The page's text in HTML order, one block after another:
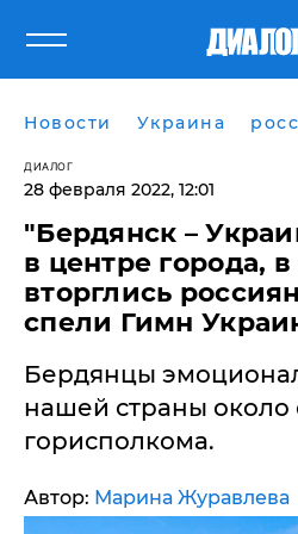
Новости Украина
ДИАЛОГ
28 февраля 2022, 12:01
​"Бердянск –
в центре города,
вторглись
спели Гимн
Бердянцы
нашей страны около
горисполкома.
Автор: Марина Журавлева